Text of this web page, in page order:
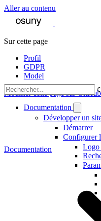
Aller au contenu
Documentation
Développer un
Démarrer
Configurer
Logo
Sur cette page
Profil
GDPR
Model
Modifier cette page sur
Documentation